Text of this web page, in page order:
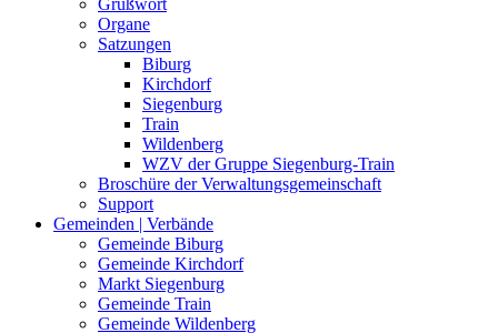
Grußwort
Organe
Satzungen
Biburg
Kirchdorf
Siegenburg
Train
Wildenberg
WZV der Gruppe Siegenburg-Train
Broschüre der Verwaltungsgemeinschaft
Support
Gemeinden | Verbände
Gemeinde Biburg
Gemeinde Kirchdorf
Markt Siegenburg
Gemeinde Train
Gemeinde Wildenberg